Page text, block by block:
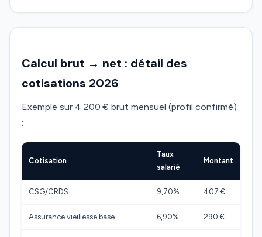
Calcul brut → net : détail des
cotisations 2026
Exemple sur 4 200 € brut mensuel (profil confirmé)
:
Cotisation
Taux
salarié
Montant
CSG/CRDS 9,70% 407 €
Assurance vieillesse base 6,90% 290 €